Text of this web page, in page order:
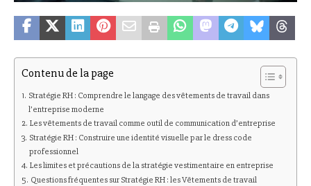
Contenu de la page
Stratégie RH : Comprendre le langage des vêtements de travail dans
l’entreprise moderne
Les vêtements de travail comme outil de communication d’entreprise
Stratégie RH : Construire une identité visuelle par le dress code
professionnel
Les limites et précautions de la stratégie vestimentaire en entreprise
Questions fréquentes sur Stratégie RH : les Vêtements de travail